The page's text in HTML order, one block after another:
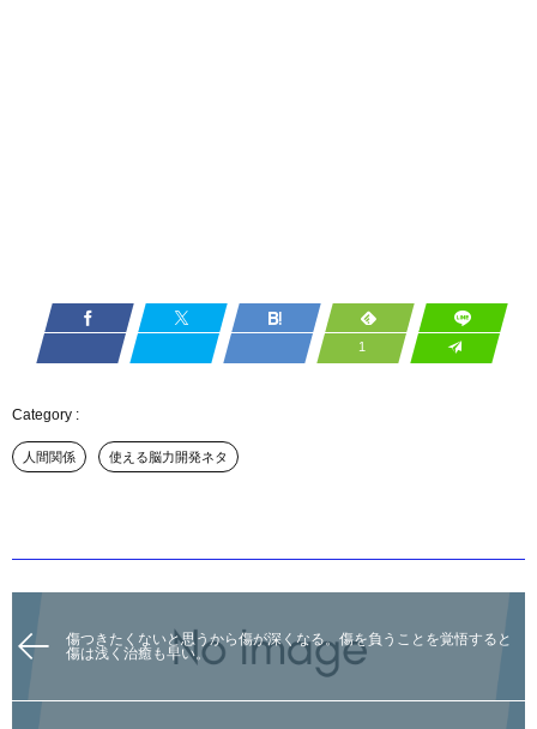
1
人間関係 使える脳力開発ネタ
傷つきたくないと思うから傷が深くなる。傷を負うことを覚悟すると
傷は浅く治癒も早い。